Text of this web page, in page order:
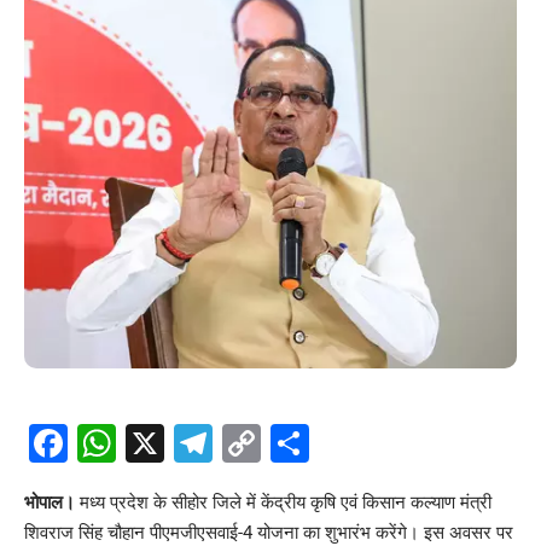
Facebook
WhatsApp
X Telegram
Copy
Link
भोपाल। मध्य प्रदेश के सीहोर जिले में केंद्रीय कृषि एवं किसान कल्याण मंत्री
शिवराज सिंह चौहान पीएमजीएसवाई-4 योजना का शुभारंभ करेंगे। इस अवसर पर